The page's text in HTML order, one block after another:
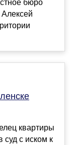
бюро
квартиры
суд с иском к